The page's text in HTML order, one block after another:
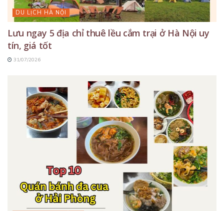
DU LỊCH HÀ NỘI
Lưu ngay 5 địa chỉ thuê lều cắm trại ở Hà Nội uy
tín, giá tốt
31/07/2026